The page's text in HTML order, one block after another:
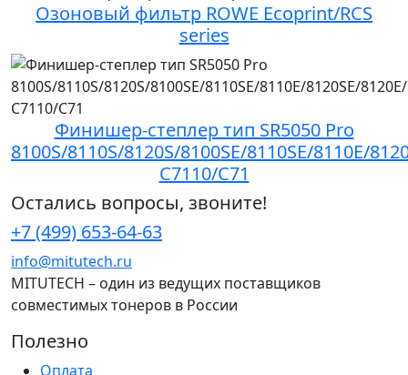
Озоновый фильтр ROWE Ecoprint/RCS
series
Финишер-степлер тип SR5050 Pro
8100S/8110S/8120S/8100SE/8110SE/8110E/
C7110/C71
Остались вопросы, звоните!
+7 (499) 653-64-63
info@mitutech.ru
MITUTECH – один из ведущих поставщиков
совместимых тонеров в России
Полезно
Оплата